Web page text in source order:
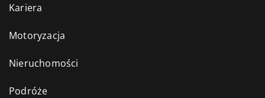
Kariera
Motoryzacja
Nieruchomości
Podróże